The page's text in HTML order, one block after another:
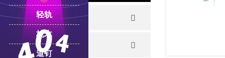
轻轨 
重轨 
轻轨
枕木
道钉